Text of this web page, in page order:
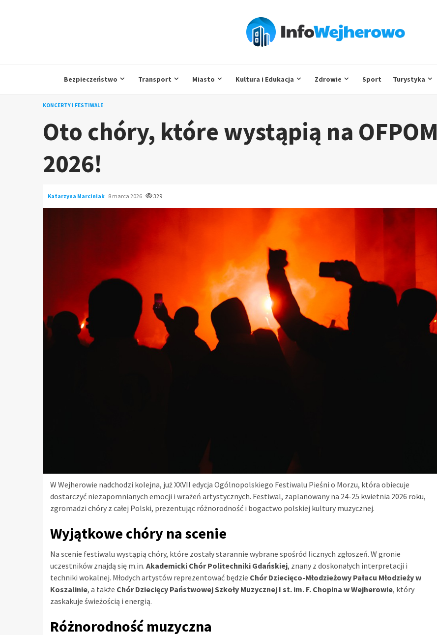
Bezpieczeństwo Transport Miasto Kultura i Edukacja Zdrowie Sport Turystyka
KONCERTY I FESTIWALE
Oto chóry, które wystąpią na OFPOM
2026!
Katarzyna Marciniak 8 marca 2026 329
W Wejherowie nadchodzi kolejna, już XXVII edycja Ogólnopolskiego Festiwalu Pieśni o Morzu, która obiecuje
dostarczyć niezapomnianych emocji i wrażeń artystycznych. Festiwal, zaplanowany na 24-25 kwietnia 2026 roku,
zgromadzi chóry z całej Polski, prezentując różnorodność i bogactwo polskiej kultury muzycznej.
Wyjątkowe chóry na scenie
Na scenie festiwalu wystąpią chóry, które zostały starannie wybrane spośród licznych zgłoszeń. W gronie
uczestników znajdą się m.in. Akademicki Chór Politechniki Gdańskiej, znany z doskonałych interpretacji i
techniki wokalnej. Młodych artystów reprezentować będzie Chór Dziecięco-Młodzieżowy Pałacu Młodzieży w
Koszalinie, a także Chór Dziecięcy Państwowej Szkoły Muzycznej I st. im. F. Chopina w Wejherowie, który
zaskakuje świeżością i energią.
Różnorodność muzyczna